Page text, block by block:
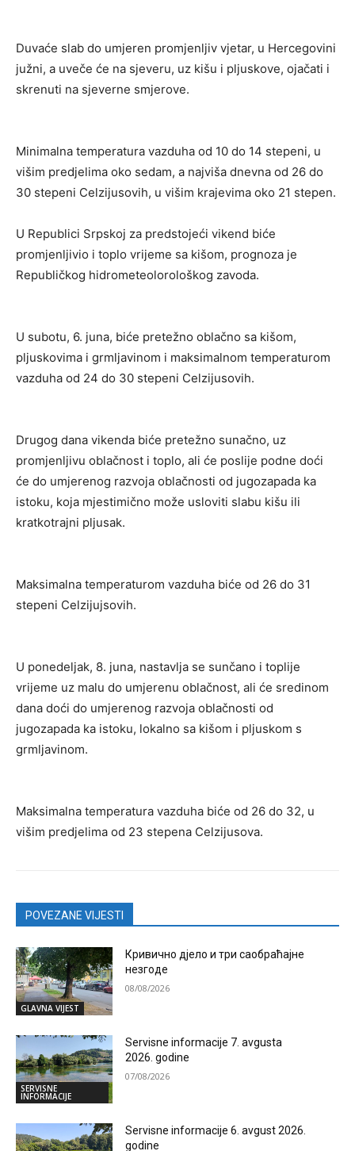
Duvaće slab do umjeren promjenljiv vjetar, u Hercegovini
južni, a uveče će na sjeveru, uz kišu i pljuskove, ojačati i
skrenuti na sjeverne smjerove.
Minimalna temperatura vazduha od 10 do 14 stepeni, u
višim predjelima oko sedam, a najviša dnevna od 26 do
30 stepeni Celzijusovih, u višim krajevima oko 21 stepen.
U Republici Srpskoj za predstojeći vikend biće
promjenljivio i toplo vrijeme sa kišom, prognoza je
Republičkog hidrometeolorološkog zavoda.
U subotu, 6. juna, biće pretežno oblačno sa kišom,
pljuskovima i grmljavinom i maksimalnom temperaturom
vazduha od 24 do 30 stepeni Celzijusovih.
Drugog dana vikenda biće pretežno sunačno, uz
promjenljivu oblačnost i toplo, ali će poslije podne doći
će do umjerenog razvoja oblačnosti od jugozapada ka
istoku, koja mjestimično može usloviti slabu kišu ili
kratkotrajni pljusak.
Maksimalna temperaturom vazduha biće od 26 do 31
stepeni Celzijujsovih.
U ponedeljak, 8. juna, nastavlja se sunčano i toplije
vrijeme uz malu do umjerenu oblačnost, ali će sredinom
dana doći do umjerenog razvoja oblačnosti od
jugozapada ka istoku, lokalno sa kišom i pljuskom s
grmljavinom.
Maksimalna temperatura vazduha biće od 26 do 32, u
višim predjelima od 23 stepena Celzijusova.
POVEZANE VIJESTI
GLAVNA VIJEST
Кривично дјело и три саобраћајне
незгоде
08/08/2026
SERVISNE
INFORMACIJE
Servisne informacije 7. avgusta
2026. godine
07/08/2026
Servisne informacije 6. avgust 2026.
godine